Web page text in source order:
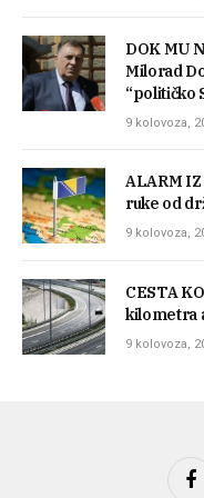
DOK MU
Milorad
“političko
9 kolovoza,
ALARM
ruke od
9 kolovoza,
CESTA
kilometra
9 kolovoza,